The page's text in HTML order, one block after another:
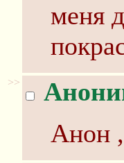
меня
>>
Анон ,